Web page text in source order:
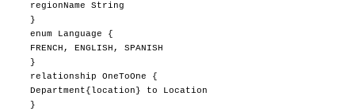
regionName String
}
enum Language {
FRENCH, ENGLISH, SPANISH
}
relationship OneToOne {
Department{location} to Location
}